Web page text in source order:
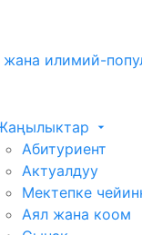
илимий-
Абитуриент
Актуалдуу
Мектепке
Аял жана коом